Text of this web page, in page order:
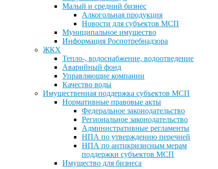
Малый и средний бизнес
Алкогольная продукция
Новости для субъектов МСП
Муниципальное имущество
Информация Роспотребнадзора
ЖКХ
Тепло-, водоснабжение, водоотведение
Аварийный фонд
Управляющие компании
Качество воды
Имущественная поддержка субъектов МСП
Нормативные правовые акты
Федеральное законодательство
Региональное законодательство
Административные регламенты
НПА по утверждению перечней
НПА по антикризисным мерам
поддержки субъектов МСП
Имущество для бизнеса